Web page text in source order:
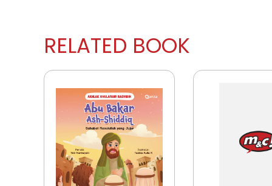
RELATED BOOK